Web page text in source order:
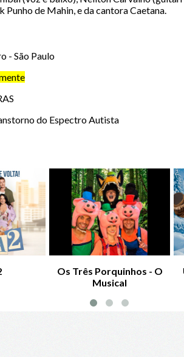
de Mahin, e da cantora Caetana.
- São Paulo
do Espectro Autista
Os Três Porquinhos - O
Musical